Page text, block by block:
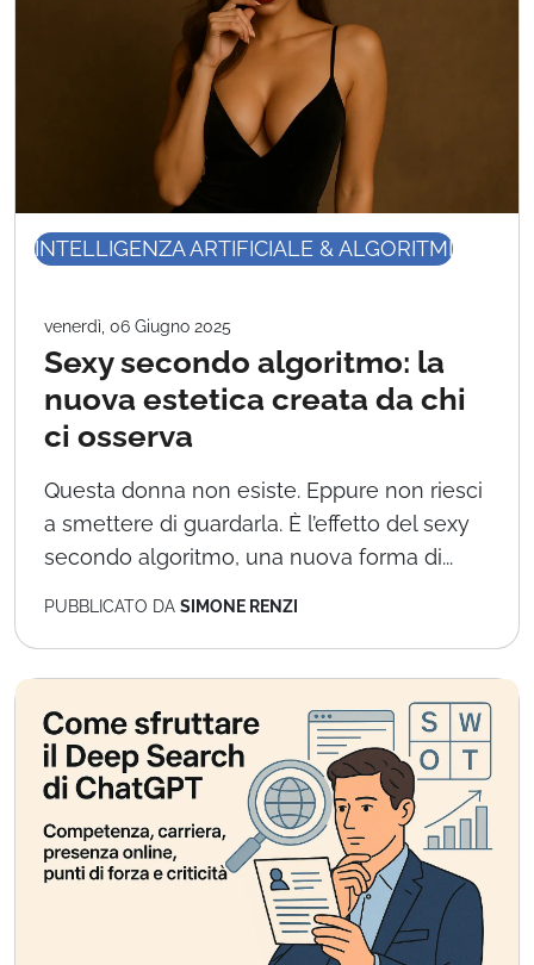
INTELLIGENZA ARTIFICIALE & ALGORITMI
venerdì, 06 Giugno 2025
Sexy secondo algoritmo: la
nuova estetica creata da chi
ci osserva
Questa donna non esiste. Eppure non riesci
a smettere di guardarla. È l’effetto del sexy
secondo algoritmo, una nuova forma di...
PUBBLICATO DA SIMONE RENZI